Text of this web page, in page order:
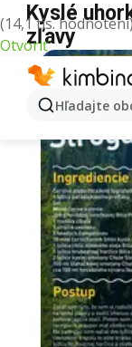
(14,1 tis.
Otvoriť
Hľadajte
Kyslé
zľavy